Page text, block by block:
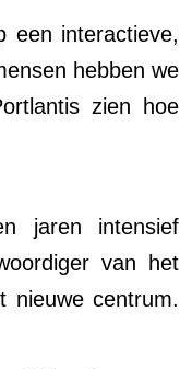
een interactieve,
hebben we
zien hoe
jaren intensief
van het
nieuwe centrum.